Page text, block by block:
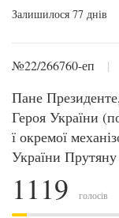
Залишилося 77 днів
№22/266760-еп |
Пане
Героя України
ї окремої
України
1119 голосів